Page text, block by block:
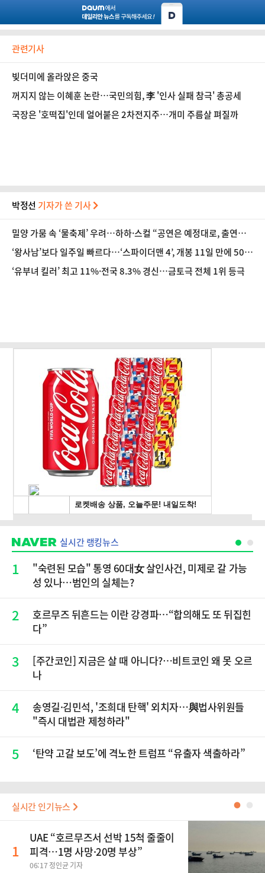
관련기사
빚더미에 올라앉은 중국
꺼지지 않는 이혜훈 논란…국민의힘, 李 '인사 실패 참극' 총공세
국장은 '호떡집'인데 얼어붙은 2차전지주…개미 주름살 펴질까
박정선 기자가 쓴 기사
밀양 가뭄 속 ‘물축제’ 우려…하하·스컬 “공연은 예정대로, 출연료
전액 기부”
‘왕사남’보다 일주일 빠르다…‘스파이더맨 4’, 개봉 11일 만에 500
만 돌파
‘유부녀 킬러’ 최고 11%·전국 8.3% 경신…금토극 전체 1위 등극
실시간 랭킹뉴스
1
"숙련된 모습" 통영 60대女 살인사건, 미제로 갈 가능
성 있나…범인의 실체는?
2
호르무즈 뒤흔드는 이란 강경파…“합의해도 또 뒤집힌
다”
3
[주간코인] 지금은 살 때 아니다?…비트코인 왜 못 오르
나
4
송영길·김민석, '조희대 탄핵' 외치자…與법사위원들
"즉시 대법관 제청하라"
5 ‘탄약 고갈 보도’에 격노한 트럼프 “유출자 색출하라”
실시간 인기뉴스 ●
1
UAE “호르무즈서 선박 15척 줄줄이
피격…1명 사망·20명 부상”
06:17 정인균 기자